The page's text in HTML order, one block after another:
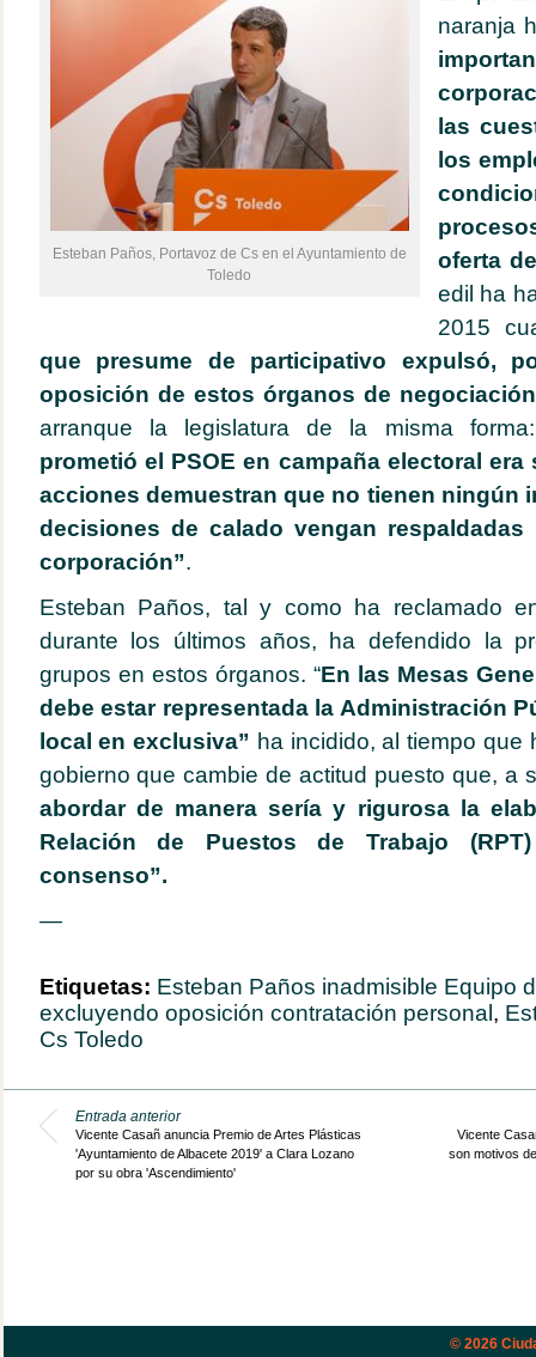
Esteban Paños, Portavoz de Cs en el Ayuntamiento de
Toledo
naranja
las
los
oferta
edil ha
2015
que presume de participativo expulsó,
oposición de estos órganos de
arranque la legislatura de la misma
prometió el PSOE en campaña electoral
acciones demuestran que no tienen ningún
decisiones de calado vengan
corporación”.
Esteban Paños, tal y como ha reclamado
durante los últimos años, ha defendido la
grupos en estos órganos. “En las Mesas
debe estar representada la Administración
local en exclusiva” ha incidido, al tiempo que
gobierno que cambie de actitud puesto que, a
abordar de manera sería y rigurosa la
Relación de Puestos de Trabajo
consenso”.
—
Etiquetas: Esteban Paños inadmisible Equipo
excluyendo oposición contratación personal ,
Cs Toledo
Entrada anterior
Vicente Casañ anuncia Premio de Artes Plásticas
'Ayuntamiento de Albacete 2019' a Clara Lozano
por su obra 'Ascendimiento'
Vicente
son motivos
© 2026